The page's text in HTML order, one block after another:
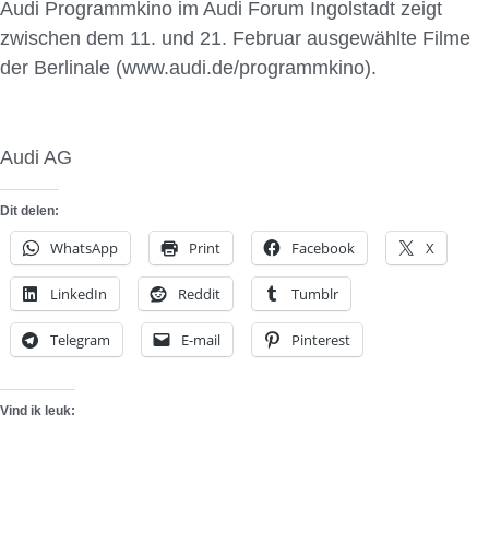
Audi Programmkino im Audi Forum Ingolstadt zeigt
zwischen dem 11. und 21. Februar ausgewählte Filme
der Berlinale (www.audi.de/programmkino).
Audi AG
Dit delen:
WhatsApp Print Facebook X
LinkedIn Reddit Tumblr
Telegram E-mail Pinterest
Vind ik leuk: